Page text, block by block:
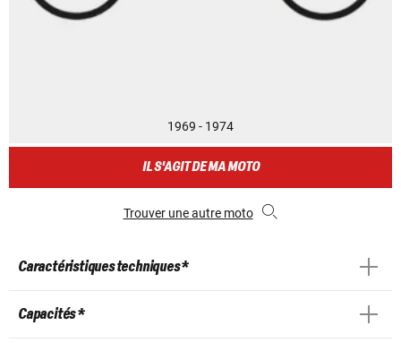
1969 - 1974
IL S'AGIT DE MA MOTO
Trouver une autre moto
Caractéristiques techniques *
Capacités *